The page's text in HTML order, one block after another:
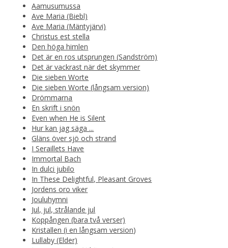
Aamusumussa
Ave Maria (Biebl)
Ave Maria (Mäntyjärvi)
Christus est stella
Den höga himlen
Det är en ros utsprungen (Sandström)
Det är vackrast när det skymmer
Die sieben Worte
Die sieben Worte (långsam version)
Drömmarna
En skrift i snön
Even when He is Silent
Hur kan jag säga ...
Gläns över sjö och strand
I Seraillets Have
Immortal Bach
In dulci jubilo
In These Delightful, Pleasant Groves
Jordens oro viker
Jouluhymni
Jul, jul, strålande jul
Koppången (bara två verser)
Kristallen (i en långsam version)
Lullaby (Elder)